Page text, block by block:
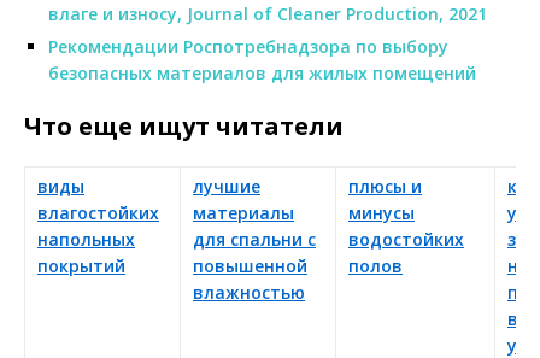
влаге и износу, Journal of Cleaner Production, 2021
Рекомендации Роспотребнадзора по выбору
безопасных материалов для жилых помещений
Что еще ищут читатели
виды
влагостойких
напольных
покрытий
лучшие
материалы
для спальни с
повышенной
влажностью
плюсы и
минусы
водостойких
полов
как
за
во